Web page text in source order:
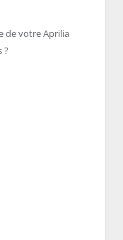
de votre Aprilia
?